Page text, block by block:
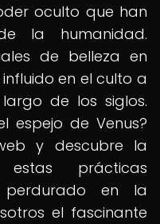
oculto que han
la humanidad.
de belleza en
en el culto a
de los siglos.
espejo de Venus?
y descubre la
prácticas
en la
el fascinante